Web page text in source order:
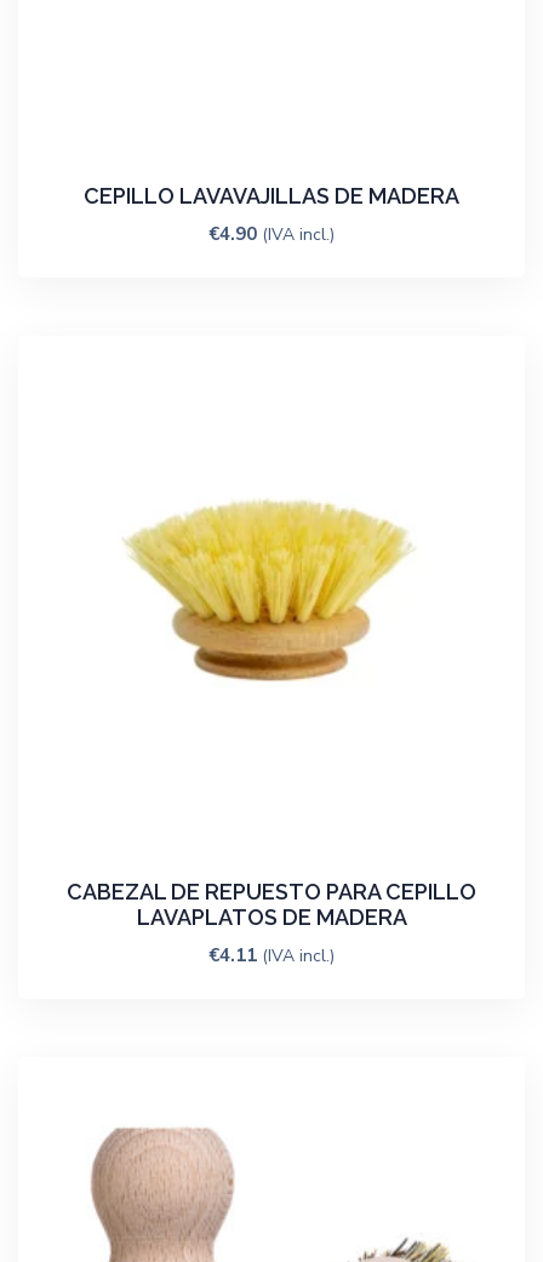
CEPILLO LAVAVAJILLAS DE MADERA
€4.90 (IVA incl.)
CABEZAL DE REPUESTO PARA CEPILLO
LAVAPLATOS DE MADERA
€4.11 (IVA incl.)